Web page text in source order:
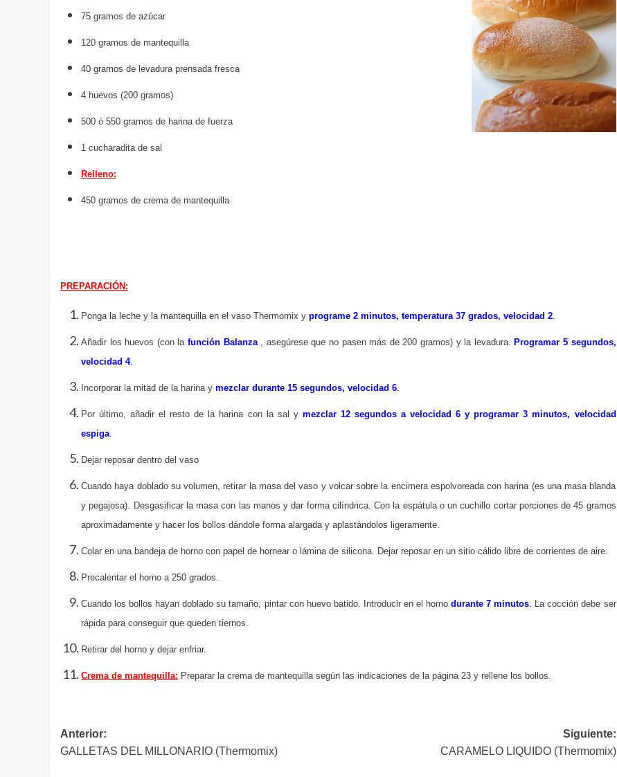
75 gramos de azúcar
120 gramos de mantequilla
40 gramos de levadura prensada fresca
4 huevos (200 gramos)
500 ó 550 gramos de harina de fuerza
1 cucharadita de sal
Relleno:
450 gramos de crema de mantequilla
PREPARACIÓN:
Ponga la leche y la mantequilla en el vaso Thermomix y programe 2 minutos, temperatura 37 grados, velocidad 2.
Añadir los huevos (con la función Balanza, asegúrese que no pasen más de 200 gramos) y la levadura. Programar 5 segundos,
velocidad 4.
Incorporar la mitad de la harina y mezclar durante 15 segundos, velocidad 6.
Por último, añadir el resto de la harina con la sal y mezclar 12 segundos a velocidad 6 y programar 3 minutos, velocidad
espiga.
Dejar reposar dentro del vaso
Cuando haya doblado su volumen, retirar la masa del vaso y volcar sobre la encimera espolvoreada con harina (es una masa blanda
y pegajosa). Desgasificar la masa con las manos y dar forma cilíndrica. Con la espátula o un cuchillo cortar porciones de 45 gramos
aproximadamente y hacer los bollos dándole forma alargada y aplastándolos ligeramente.
Colar en una bandeja de horno con papel de hornear o lámina de silicona. Dejar reposar en un sitio cálido libre de corrientes de aire.
Precalentar el horno a 250 grados.
Cuando los bollos hayan doblado su tamaño, pintar con huevo batido. Introducir en el hornodurante 7 minutos. La cocción debe ser
rápida para conseguir que queden tiernos.
Retirar del horno y dejar enfriar.
Crema de mantequilla: Preparar la crema de mantequilla según las indicaciones de la página 23 y rellene los bollos.
Navegación
de
Anterior:
GALLETAS DEL MILLONARIO (Thermomix)
Siguiente:
CARAMELO LIQUIDO (Thermomix)